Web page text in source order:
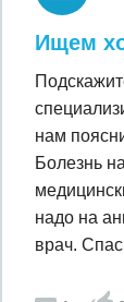
Ищем
нам
Болезнь
надо на
врач.